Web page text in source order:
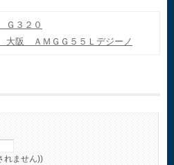
Ｇ３２０
大阪 ＡＭＧＧ５５Ｌデジーノ
れません))